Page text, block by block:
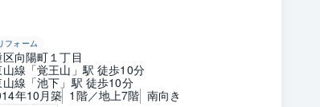
フォーム
向陽町１丁目
線「覚王山」駅 徒歩10分
線「池下」駅 徒歩10分
年10月築 1階／地上7階 南向き